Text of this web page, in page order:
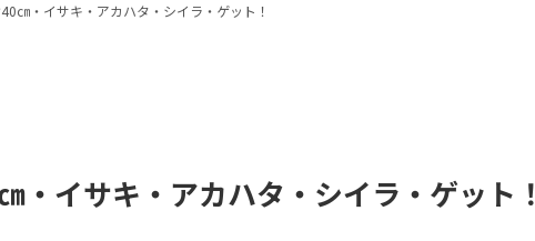
㎝・イサキ・アカハタ・シイラ・ゲット！
・イサキ・アカハタ・シイラ・ゲット！